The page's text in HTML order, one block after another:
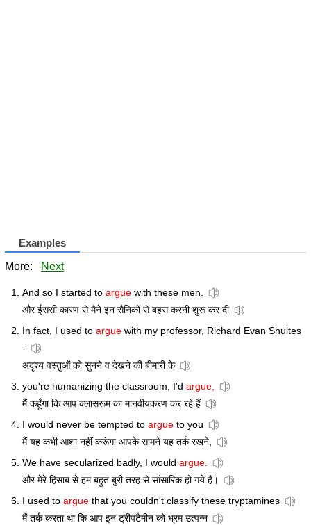
Examples
More: Next
And so I started to argue with these men.
और ईससी कारण से मैने इन सैनिकों से बहस करनी शुरू कर दी
In fact, I used to argue with my professor, Richard Evan Shultes
-
अदृश्य वस्तुओं को सुनने व देखने की बीमारी के
you're humanizing the classroom, I'd argue,
मैं कहूँगा कि आप क्लासरूम का मानवीयकरण कर रहे हैं
I would never be tempted to argue to you
मैं यह कभी आशा नहीं करूंगा आपके सामने यह तर्क रखने,
We have secularized badly, I would argue.
और मेरे हिसाब से हम बहुत बुरी तरह से सांसारिक हो गये हैं।
I used to argue that you couldn't classify these tryptamines
मैं तर्क करता था कि आप इन ट्रीपटैमीन को भ्रम उत्पन्न